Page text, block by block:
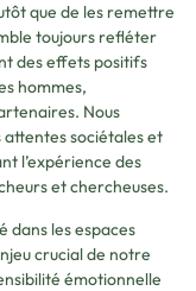
que de les remettre
toujours refléter
des effets positifs
hommes,
Nous
attentes sociétales et
l’expérience des
et chercheuses.
dans les espaces
crucial de notre
émotionnelle